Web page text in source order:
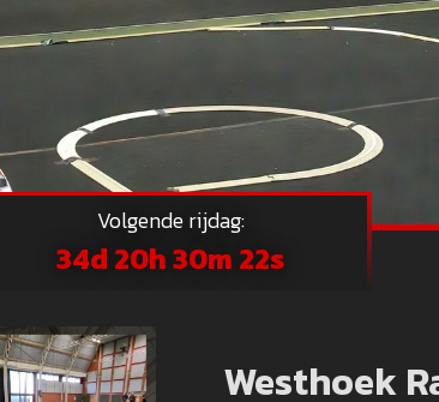
Volgende rijdag:
34d 20h 30m 20s
Westhoek